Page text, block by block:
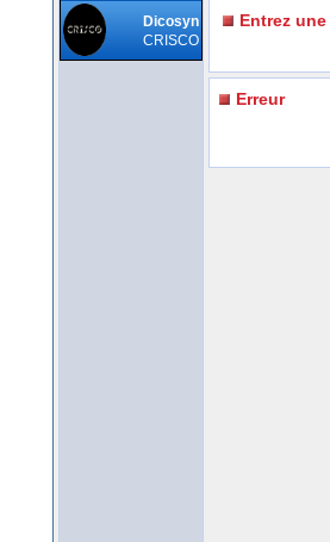
Dicosyn
CRISCO
Entrez
Erreur